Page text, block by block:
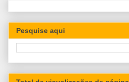
Pesquise aqui